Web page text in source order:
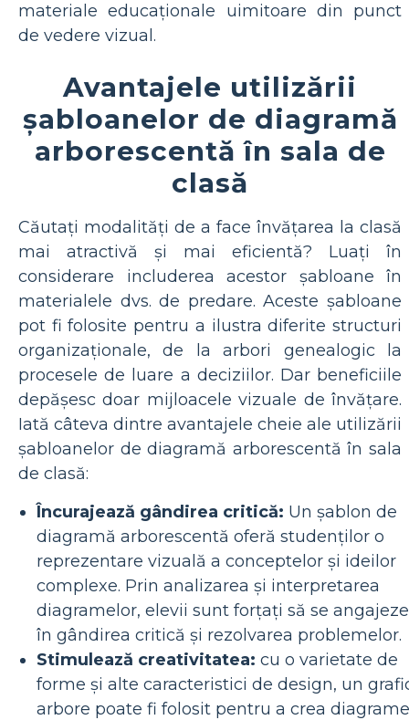
materiale educaționale uimitoare din punct
de vedere vizual.
Avantajele utilizării
șabloanelor de diagramă
arborescentă în sala de
clasă
Căutați modalități de a face învățarea la clasă
mai atractivă și mai eficientă? Luați în
considerare includerea acestor șabloane în
materialele dvs. de predare. Aceste șabloane
pot fi folosite pentru a ilustra diferite structuri
organizaționale, de la arbori genealogic la
procesele de luare a deciziilor. Dar beneficiile
depășesc doar mijloacele vizuale de învățare.
Iată câteva dintre avantajele cheie ale utilizării
șabloanelor de diagramă arborescentă în sala
de clasă:
Încurajează gândirea critică: Un șablon de
diagramă arborescentă oferă studenților o
reprezentare vizuală a conceptelor și ideilor
complexe. Prin analizarea și interpretarea
diagramelor, elevii sunt forțați să se angajeze
în gândirea critică și rezolvarea problemelor.
Stimulează creativitatea: cu o varietate de
forme și alte caracteristici de design, un
arbore poate fi folosit pentru a crea diagrame